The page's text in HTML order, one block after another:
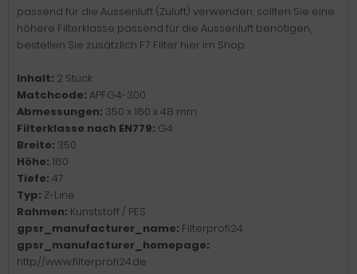
passend für die Aussenluft (Zuluft) verwenden, sollten Sie eine
höhere Filterklasse passend für die Aussenluft benötigen,
bestellen Sie zusätzlich F7 Filter hier im Shop.
Inhalt: 2 Stück
Matchcode: APFG4-300
Abmessungen: 350 x 160 x 48 mm
Filterklasse nach EN779: G4
Breite: 350
Höhe: 160
Tiefe: 47
Typ: Z-Line
Rahmen: Kunststoff / PES
gpsr_manufacturer_name: Filterprofi24
gpsr_manufacturer_homepage:
http://www.filterprofi24.de